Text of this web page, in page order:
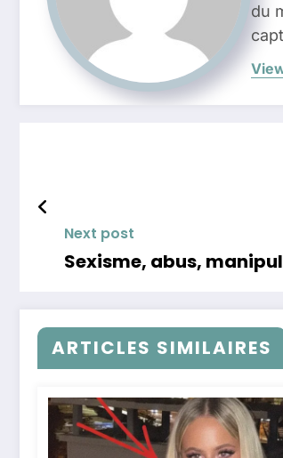
du
Next post
Sexisme, abus,
ARTICLES SIMILAIRES